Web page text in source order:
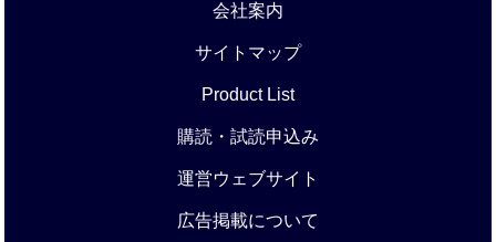
会社案内
サイトマップ
Product List
購読・試読申込み
運営ウェブサイト
広告掲載について